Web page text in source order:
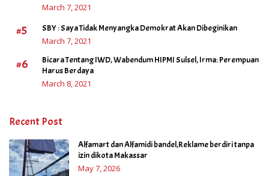
March 7, 2021
#5 SBY : Saya Tidak Menyangka Demokrat Akan Dibeginikan
March 7, 2021
#6
Bicara Tentang IWD, Wabendum HIPMI Sulsel, Irma: Perempuan
Harus Berdaya
March 8, 2021
Recent Post
Alfamart dan Alfamidi bandel,Reklame berdiri tanpa
izin dikota Makassar
May 7, 2026